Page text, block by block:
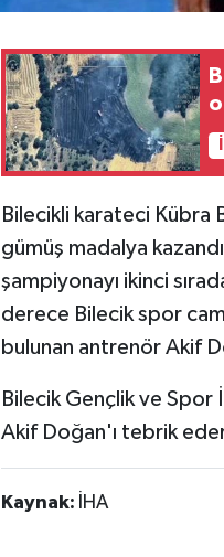
Bilecikli karateci Kübra
gümüş madalya
şampiyonayı ikinci
derece Bilecik spor
bulunan antrenör Akif
Bilecik Gençlik ve
Akif Doğan'ı tebrik
Kaynak: İHA